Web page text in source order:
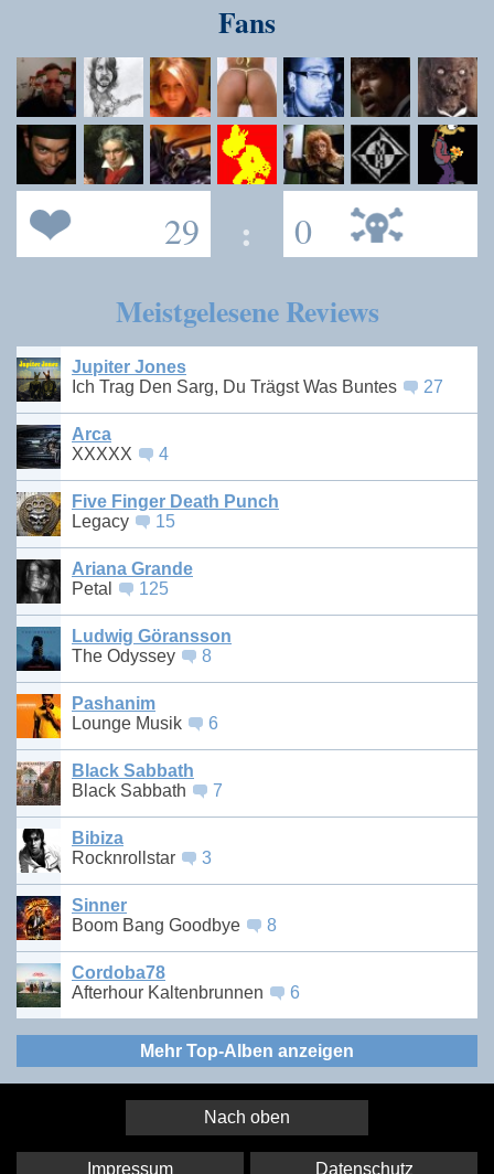
Fans
29 : 0
Meistgelesene Reviews
Jupiter Jones
Ich Trag Den Sarg, Du Trägst Was Buntes
27
Arca
XXXXX
4
Five Finger Death Punch
Legacy
15
Ariana Grande
Petal
125
Ludwig Göransson
The Odyssey
8
Pashanim
Lounge Musik
6
Black Sabbath
Black Sabbath
7
Bibiza
Rocknrollstar
3
Sinner
Boom Bang Goodbye
8
Cordoba78
Afterhour Kaltenbrunnen
6
Mehr Top-Alben anzeigen
Nach oben
Impressum Datenschutz